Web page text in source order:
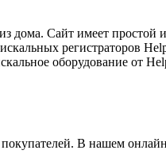
дома. Сайт имеет простой
регистраторов
оборудование от
В нашем